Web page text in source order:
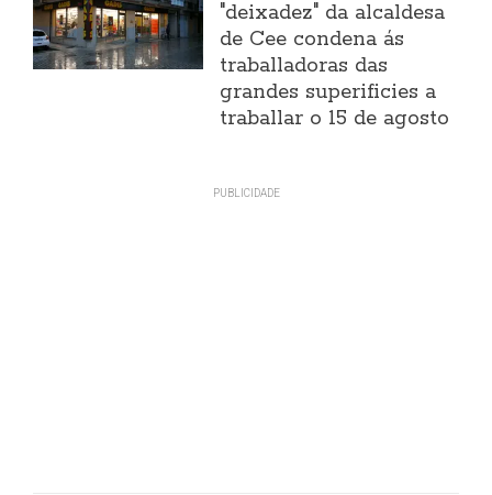
"deixadez" da alcaldesa
de Cee condena ás
traballadoras das
grandes superificies a
traballar o 15 de agosto